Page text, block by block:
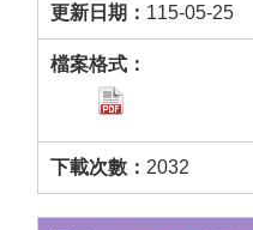
115-05-25
2032